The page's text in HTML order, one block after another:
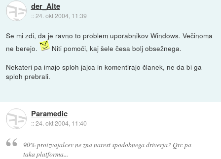
der_Alte
::24. okt 2004, 11:39
Se mi zdi, da je ravno to problem uporabnikov Windows. Večinoma
ne berejo.
Niti pomoči, kaj šele česa bolj obsežnega.
Nekateri pa imajo sploh jajca in komentirajo članek, ne da bi ga
sploh prebrali.
Paramedic
::24. okt 2004, 11:40
90% proizvajalcev ne zna narest spodobnega driverja? Qrc pa
taka platforma...